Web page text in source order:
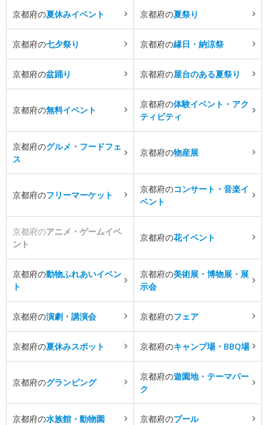
京都府の夏休みイベント 京都府の夏祭り
京都府の七夕祭り 京都府の縁日・納涼祭
京都府の盆踊り 京都府の屋台のある夏祭り
京都府の無料イベント
京都府の体験イベント・アク
ティビティ
京都府のグルメ・フードフェ
ス
京都府の物産展
京都府のフリーマーケット
京都府のコンサート・音楽イ
ベント
京都府のアニメ・ゲームイベ
ント
京都府の花イベント
京都府の動物ふれあいイベン
ト
京都府の美術展・博物展・展
示会
京都府の演劇・講演会 京都府のフェア
京都府の夏休みスポット 京都府のキャンプ場・BBQ場
京都府のグランピング
京都府の遊園地・テーマパー
ク
京都府の水族館・動物園 京都府のプール